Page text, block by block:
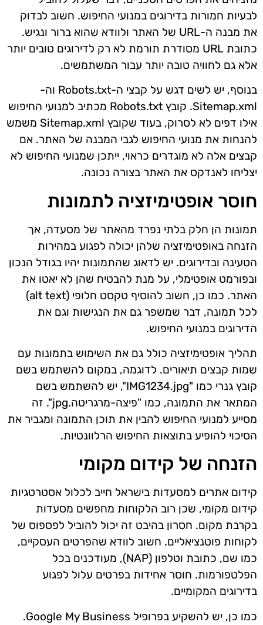
לבעיות חמורות בדירוגים במנועי החיפוש. חשוב לבדוק
את מבנה ה-URL של האתר ולוודא שהוא ברור ונגיש.
כתובת URL מסודרת תורמת לא רק לדירוגים טובים יותר
אלא גם לחוויה טובה יותר עבור המשתמשים.
בנוסף, יש לשים דגש על קבצי ה-Robots.txt וה-
Sitemap.xml. קובץ Robots.txt מכתיב למנועי החיפוש
אילו דפים לא לסרוק, בעוד שקובץ Sitemap.xml משמש
להנחות את מנועי החיפוש לגבי המבנה של האתר. אם
קבצים אלה לא מוגדרים כראוי, ייתכן שמנועי החיפוש לא
יצליחו לאנדקס את האתר בצורה נכונה.
חוסר אופטימיזציה לתמונות
תמונות הן חלק בלתי נפרד מהאתר של מסעדה, אך
הזנחה באופטימיזציה שלהן יכולה לפגוע במהירות
הטעינה ובדירוגים. יש לדאוג שהתמונות יהיו בגודל הנכון
ובפורמט אופטימלי, על מנת להבטיח שהן לא יאטו את
האתר. כמו כן, חשוב להוסיף טקסט חלופי (alt text)
לכל תמונה, דבר שמשפר גם את הנגישות וגם את
הדירוגים במנועי החיפוש.
תהליך אופטימיזציה כולל גם את השימוש בתמונות עם
שמות קבצים תיאורים. לדוגמה, במקום להשתמש בשם
קובץ גנרי כמו "IMG1234.jpg", יש להשתמש בשם
המתאר את התמונה, כמו "פיצה-מרגריטה.jpg". זה
מסייע למנועי החיפוש להבין את תוכן התמונה ומגביר את
הסיכוי להופיע בתוצאות החיפוש הרלוונטיות.
הזנחה של קידום מקומי
קידום אתרים למסעדות בישראל חייב לכלול אסטרטגיות
קידום מקומי, שכן רוב הלקוחות מחפשים מסעדות
בקרבת מקום. חסרון בהיבט זה יכול להוביל לפספוס של
לקוחות פוטנציאליים. חשוב לוודא שהפרטים העסקיים,
כמו שם, כתובת וטלפון (NAP), מעודכנים בכל
הפלטפורמות. חוסר אחידות בפרטים עלול לפגוע
בדירוגים המקומיים.
כמו כן, יש להשקיע בפרופיל Google My Business.